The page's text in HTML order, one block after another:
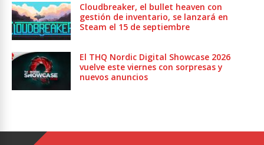
Cloudbreaker, el bullet heaven con
gestión de inventario, se lanzará en
Steam el 15 de septiembre
El THQ Nordic Digital Showcase 2026
vuelve este viernes con sorpresas y
nuevos anuncios